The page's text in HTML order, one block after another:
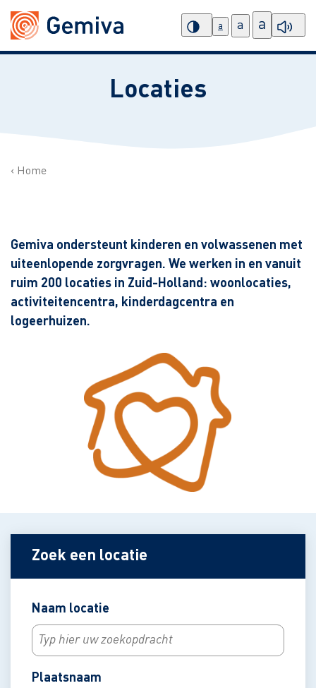
a a a
Locaties
Home
Gemiva ondersteunt kinderen en volwassenen met
uiteenlopende zorgvragen. We werken in en vanuit
ruim 200 locaties in Zuid-Holland: woonlocaties,
activiteitencentra, kinderdagcentra en
logeerhuizen.
Zoek een locatie
Naam locatie
Plaatsnaam